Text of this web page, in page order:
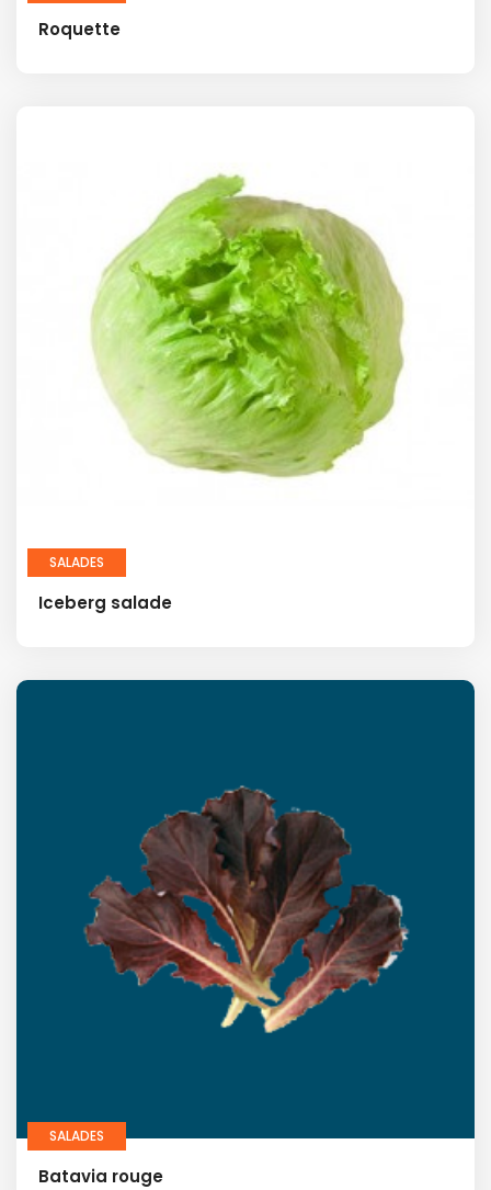
Roquette
SALADES
Iceberg salade
SALADES
Batavia rouge